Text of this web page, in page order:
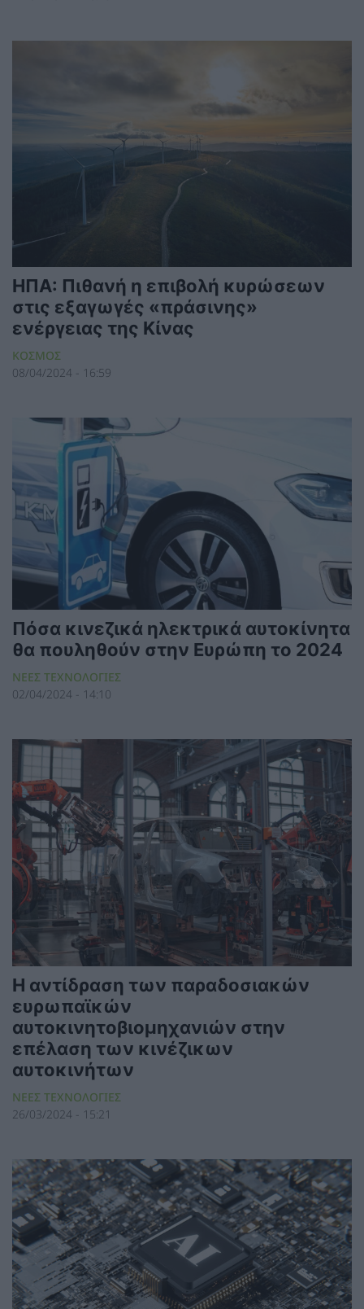
ΗΠΑ: Πιθανή η επιβολή κυρώσεων
στις εξαγωγές «πράσινης»
ενέργειας της Κίνας
ΚΟΣΜΟΣ
08/04/2024 - 16:59
Πόσα κινεζικά ηλεκτρικά αυτοκίνητα
θα πουληθούν στην Ευρώπη το 2024
ΝΕΕΣ ΤΕΧΝΟΛΟΓΙΕΣ
02/04/2024 - 14:10
Η αντίδραση των παραδοσιακών
ευρωπαϊκών
αυτοκινητοβιομηχανιών στην
επέλαση των κινέζικων
αυτοκινήτων
ΝΕΕΣ ΤΕΧΝΟΛΟΓΙΕΣ
26/03/2024 - 15:21